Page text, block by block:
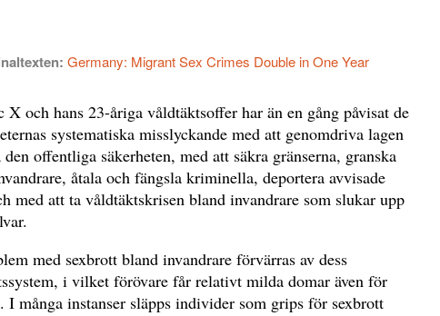
Germany: Migrant Sex Crimes Double in One Year
X och hans 23-åriga våldtäktsoffer har än en gång påvisat de
systematiska misslyckande med att genomdriva lagen
offentliga säkerheten, med att säkra gränserna, granska
åtala och fängsla kriminella, deportera avvisade
med att ta våldtäktskrisen bland invandrare som slukar upp
med sexbrott bland invandrare förvärras av dess
i vilket förövare får relativt milda domar även för
många instanser släpps individer som grips för sexbrott